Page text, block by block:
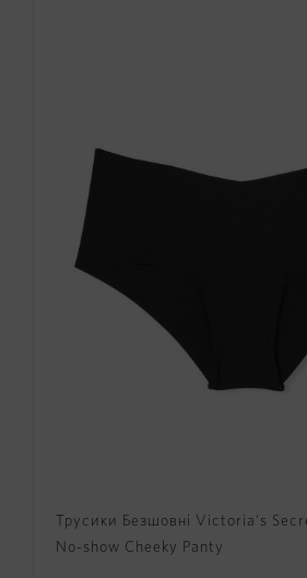
Трусики Безшовні Victoria's
No-show Cheeky Panty